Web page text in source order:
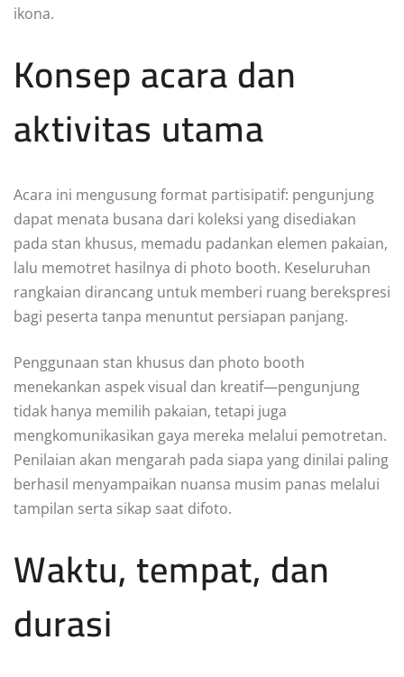
ikona.
Konsep acara dan
aktivitas utama
Acara ini mengusung format partisipatif: pengunjung
dapat menata busana dari koleksi yang disediakan
pada stan khusus, memadu padankan elemen pakaian,
lalu memotret hasilnya di photo booth. Keseluruhan
rangkaian dirancang untuk memberi ruang berekspresi
bagi peserta tanpa menuntut persiapan panjang.
Penggunaan stan khusus dan photo booth
menekankan aspek visual dan kreatif—pengunjung
tidak hanya memilih pakaian, tetapi juga
mengkomunikasikan gaya mereka melalui pemotretan.
Penilaian akan mengarah pada siapa yang dinilai paling
berhasil menyampaikan nuansa musim panas melalui
tampilan serta sikap saat difoto.
Waktu, tempat, dan
durasi